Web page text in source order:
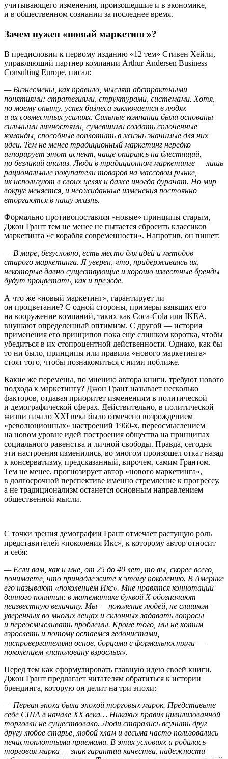
учитывающего изменения, произошедшие и в экономике,
и в общественном сознании за последнее время.
Зачем нужен «новый маркетинг»?
В предисловии к первому изданию «12 тем» Стивен Хейли,
управляющий партнер компании Arthur Andersen Business
Consulting Europe, писал:
— Бизнесмены, как правило, мыслят абстрактными
понятиями: стратегиями, структурами, системами. Хотя,
по моему опыту, успех бизнеса заключается в людях
и их совместных усилиях. Сильные компании были основаны
сильными личностями, сумевшими создать сплоченные
команды, способные воплотить в жизнь значимые для них
идеи. Тем не менее традиционный маркетинг нередко
игнорирует этот аспект, чаще опираясь на блестящий,
но безликий анализ. Люди в традиционном маркетинге — лишь
рациональные покупатели товаров на массовом рынке,
их используют в своих целях и даже иногда дурачат. Но мир
вокруг меняется, и неожиданные изменения постоянно
вторгаются в нашу жизнь.
Формально противопоставляя «новые» принципы старым,
Джон Грант тем не менее не пытается сбросить классиков
маркетинга «с корабля современности». Напротив, он пишет:
— В мире, безусловно, есть место для идей и методов
старого маркетинга. Я уверен, что, придерживаясь их,
некоторые давно существующие и хорошо известные бренды
будут процветать, как и прежде.
А что же «новый маркетинг», гарантирует ли
он процветание? С одной стороны, примеры взявших его
на вооружение компаний, таких как Coca-Cola или IKEA,
внушают определенный оптимизм. С другой — история
применения его принципов пока еще слишком коротка, чтобы
убедиться в их стопроцентной действенности. Однако, как бы
то ни было, принципы или правила «нового маркетинга»
стоят того, чтобы познакомиться с ними поближе.
Какие же перемены, по мнению автора книги, требуют нового
подхода к маркетингу? Джон Грант называет несколько
факторов, отдавая приоритет изменениям в политической
и демографической сферах. Действительно, в политической
жизни начало XXI века было отмечено возрождением
«революционных» настроений 1960-х, переосмыслением
на новом уровне идей построения общества на принципах
социального равенства и личной свободы. Правда, сегодня
эти настроения изменились, во многом произошел откат назад
к консерватизму, предсказанный, впрочем, самим Грантом.
Тем не менее, прогнозирует автор «нового маркетинга»,
в долгосрочной перспективе именно стремление к прогрессу,
а не традиционализм останется основным направлением
общественной мысли.
С точки зрения демографии Грант отмечает растущую роль
представителей «поколения Икс», к которому автор относит
и себя:
— Если вам, как и мне, от 25 до 40 лет, то вы, скорее всего,
понимаете, что принадлежите к этому поколению. В Америке
его называют «поколением Икс». Мне нравятся коннотации
данного понятия: в математике буквой X обозначают
неизвестную величину. Мы — поколение людей, не слишком
уверенных во многих вещах и склонных задавать вопросы
и переосмысливать проблемы. Кроме того, мы не хотим
взрослеть и потому остаемся гедонистами,
ниспровергателями основ, борцами с формальностями —
поколением «наполовину взрослых».
Перед тем как сформулировать главную идею своей книги,
Джон Грант предлагает читателям обратиться к истории
брендинга, которую он делит на три эпохи:
— Первая эпоха была эпохой торговых марок. Представьте
себе США в начале XX века… Никаких правил цивилизованной
торговли не существовало. Люди старались всучить друг
другу любое старье, любой хлам и весьма часто пользовались
нечистоплотными приемами. В этих условиях и родилась
торговая марка — знак гарантии качества, надежности